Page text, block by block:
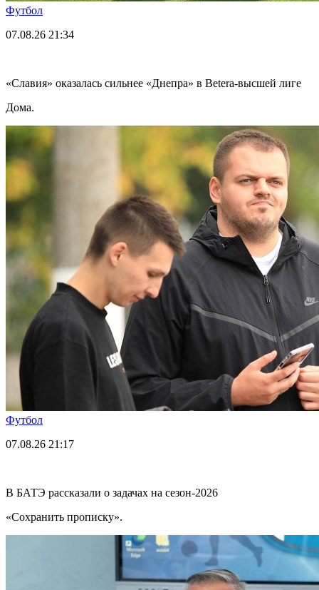
Футбол
07.08.26 21:34
«Славия» оказалась сильнее «Днепра» в Betera-высшей лиге
Дома.
Футбол
07.08.26 21:17
В БАТЭ рассказали о задачах на сезон-2026
«Сохранить прописку».